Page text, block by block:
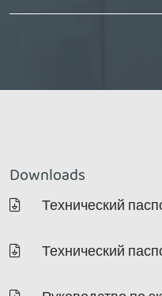
Downloads
Технический
Технический